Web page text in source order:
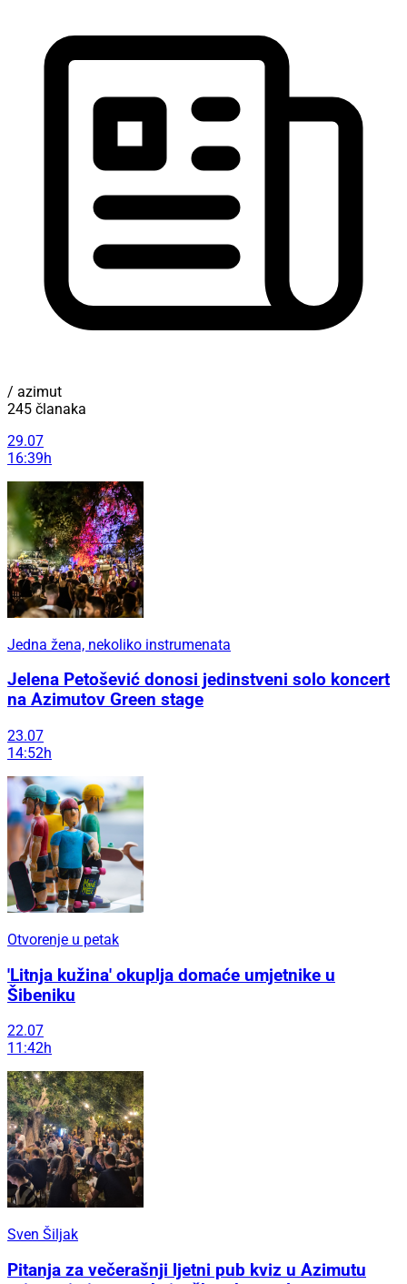
/ azimut
245 članaka
29.07
16:39h
Jedna žena, nekoliko instrumenata
Jelena Petošević donosi jedinstveni solo koncert
na Azimutov Green stage
23.07
14:52h
Otvorenje u petak
'Litnja kužina' okuplja domaće umjetnike u
Šibeniku
22.07
11:42h
Sven Šiljak
Pitanja za večerašnji ljetni pub kviz u Azimutu